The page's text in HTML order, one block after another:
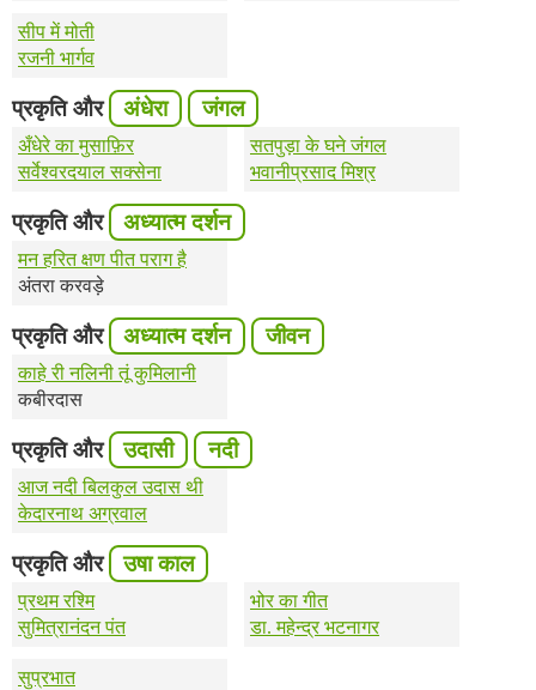
सीप में मोती
रजनी भार्गव
प्रकृति और अंधेरा जंगल
अँधेरे का मुसाफ़िर
सर्वेश्वरदयाल सक्सेना
सतपुड़ा के घने जंगल
भवानीप्रसाद मिश्र
प्रकृति और अध्यात्म दर्शन
मन हरित क्षण पीत पराग है
अंतरा करवड़े
प्रकृति और अध्यात्म दर्शन जीवन
काहे री नलिनी तूं कुमिलानी
कबीरदास
प्रकृति और उदासी नदी
आज नदी बिलकुल उदास थी
केदारनाथ अग्रवाल
प्रकृति और उषा काल
प्रथम रश्मि
सुमित्रानंदन पंत
भोर का गीत
डा. महेन्द्र भटनागर
सुप्रभात